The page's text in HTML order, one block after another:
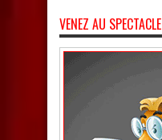
VENEZ AU SPECTACLE